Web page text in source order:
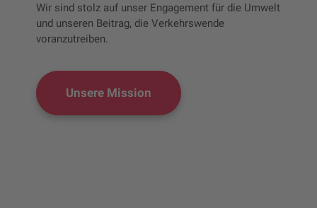
Wir sind stolz auf unser Engagement für die Umwelt
und unseren Beitrag, die Verkehrswende
voranzutreiben.
Unsere Mission